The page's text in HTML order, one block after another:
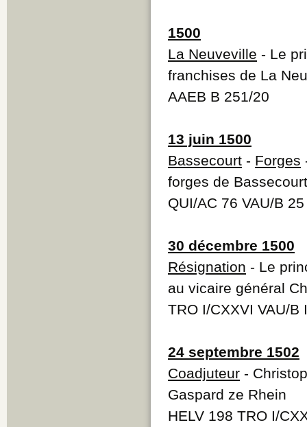
1500
La Neuveville - Le
franchises de La
AAEB B 251/20
13 juin 1500
Bassecourt - Forges
forges de Bassecourt
QUI/AC 76 VAU/B 25
30 décembre 1500
Résignation - Le
au vicaire général
TRO I/CXXVI VAU/B
24 septembre 1502
Coadjuteur -
Gaspard ze Rhein
HELV 198 TRO I/